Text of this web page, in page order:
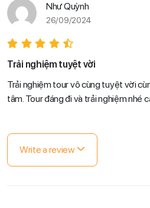
Như Quỳnh
26/09/2024
Trải nghiệm tuyệt vời
Trải nghiệm tour vô cùng tuyệt vời
tâm. Tour đáng đi và trải nghiệm nhé
Write a review